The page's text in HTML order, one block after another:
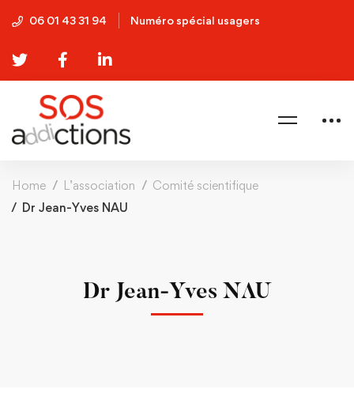
06 01 43 31 94 Numéro spécial usagers
Home L’association
Comité scientifique
Dr Jean-Yves NAU
Dr Jean-Yves NAU